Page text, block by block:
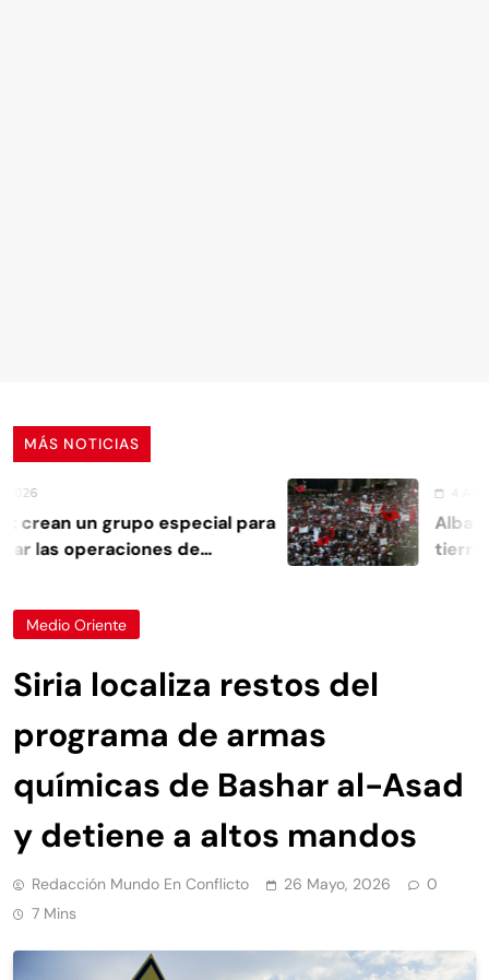
MÁS NOTICIAS
un grupo especial para
operaciones de
4 Agosto,
Albania
tierras
Medio Oriente
Siria localiza restos del
programa de armas
químicas de Bashar al-Asad
y detiene a altos mandos
Redacción Mundo En Conflicto 26 Mayo, 2026
0
7 Mins